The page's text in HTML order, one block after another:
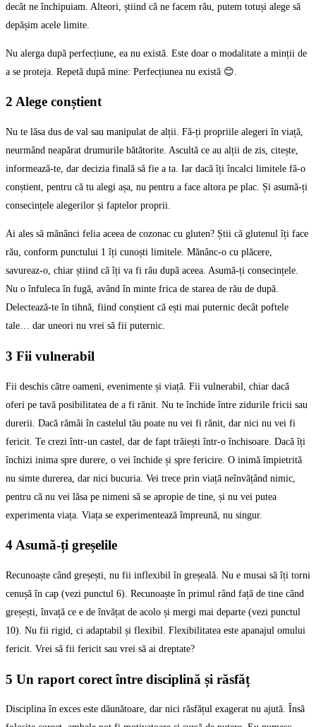
decât ne închipuiam. Alteori, știind că ne facem rău, putem totuși alege să
depășim acele limite.
Nu alerga după perfecțiune, ea nu există. Este doar o modalitate a minții de
a se proteja. Repetă după mine: Perfecțiunea nu există 😊.
2 Alege conștient
Nu te lăsa dus de val sau manipulat de alții. Fă-ți propriile alegeri în viață,
neurmând neapărat drumurile bătătorite. Ascultă ce au alții de zis, citește,
informează-te, dar decizia finală să fie a ta. Iar dacă îți încalci limitele fă-o
conștient, pentru că tu alegi așa, nu pentru a face altora pe plac. Și asumă-ți
consecințele alegerilor și faptelor proprii.
Ai ales să mănânci felia aceea de cozonac cu gluten? Știi că glutenul îți face
rău, conform punctului 1 îți cunoști limitele. Mănânc-o cu plăcere,
savureaz-o, chiar știind că îți va fi rău după aceea. Asumă-ți consecințele.
Nu o înfuleca în fugă, având în minte frica de starea de rău de după.
Delectează-te în tihnă, fiind conștient că ești mai puternic decât poftele
tale… dar uneori nu vrei să fii puternic.
3 Fii vulnerabil
Fii deschis către oameni, evenimente și viață. Fii vulnerabil, chiar dacă
oferi pe tavă posibilitatea de a fi rănit. Nu te închide între zidurile fricii sau
durerii. Dacă rămâi în castelul tău poate nu vei fi rănit, dar nici nu vei fi
fericit. Te crezi într-un castel, dar de fapt trăiești într-o închisoare. Dacă îți
închizi inima spre durere, o vei închide și spre fericire. O inimă împietrită
nu simte durerea, dar nici bucuria. Vei trece prin viață neînvățând nimic,
pentru că nu vei lăsa pe nimeni să se apropie de tine, și nu vei putea
experimenta viața. Viața se experimentează împreună, nu singur.
4 Asumă-ți greșelile
Recunoaște când greșești, nu fii inflexibil în greșeală. Nu e musai să îți torni
cenușă în cap (vezi punctul 6). Recunoaște în primul rând față de tine când
greșești, învață ce e de învățat de acolo și mergi mai departe (vezi punctul
10). Nu fii rigid, ci adaptabil și flexibil. Flexibilitatea este apanajul omului
fericit. Vrei să fii fericit sau vrei să ai dreptate?
5 Un raport corect între disciplină și răsfăț
Disciplina în exces este dăunătoare, dar nici răsfățul exagerat nu ajută. Însă